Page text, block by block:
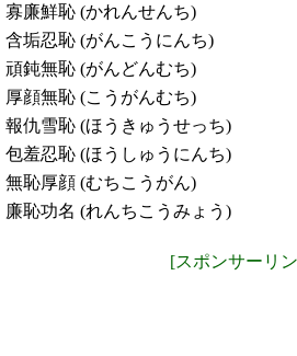
寡廉鮮恥 (かれんせんち)
含垢忍恥 (がんこうにんち)
頑鈍無恥 (がんどんむち)
厚顔無恥 (こうがんむち)
報仇雪恥 (ほうきゅうせっち)
包羞忍恥 (ほうしゅうにんち)
無恥厚顔 (むちこうがん)
廉恥功名 (れんちこうみょう)
[スポンサーリ